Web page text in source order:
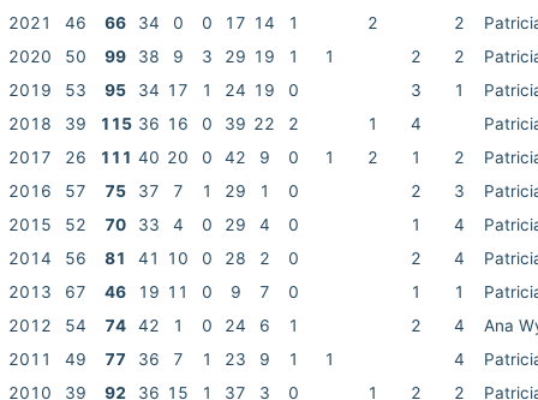
2021
46 66 34 0 0 17 14 1 2 2
2020
50 99 38 9 3 29 19 1 1 2 2
2019
53 95 34 17 1 24 19 0 3 1
2018
39 115 36 16 0 39 22 2 1 4
2017
26 111 40 20 0 42 9 0 1 2 1 2
2016
57 75 37 7 1 29 1 0 2 3
2015
52 70 33 4 0 29 4 0 1 4
2014
56 81 41 10 0 28 2 0 2 4
2013
67 46 19 11 0 9 7 0 1 1
2012
54 74 42 1 0 24 6 1 2 4
Ana
2011
49 77 36 7 1 23 9 1 1 4
2010
39 92 36 15 1 37 3 0 1 2 2